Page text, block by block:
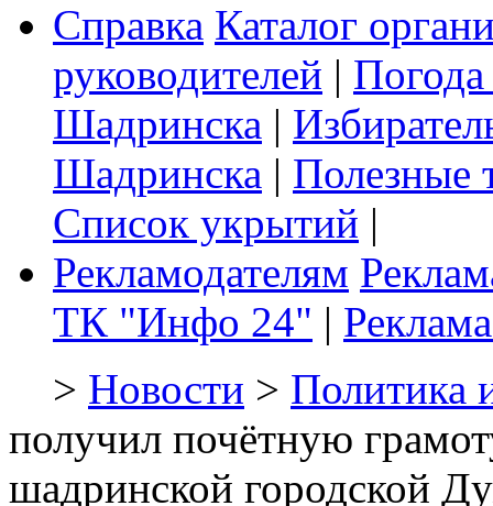
Справка Каталог
руководителей |
Шадринска |
Шадринска | Полезные
Список укрытий |
Рекламодателям
ТК "Инфо 24" |
> Новости > Политика
получил почётную
шадринской городской